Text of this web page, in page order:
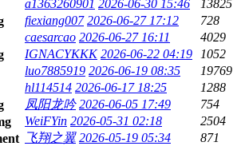
a1363260901 2026-06-30 15:46
13825
fiexiang007 2026-06-27 17:12
728
caesarcao 2026-06-27 16:11
4029
IGNACYKKK 2026-06-22 04:19
1052
luo7885919 2026-06-19 08:35
19769
hl114514 2026-06-17 18:25
1288
凤阳龙吟 2026-06-05 17:49
754
WeiFYin 2026-05-31 02:18
2504
飞翔之翼 2026-05-19 05:34
871